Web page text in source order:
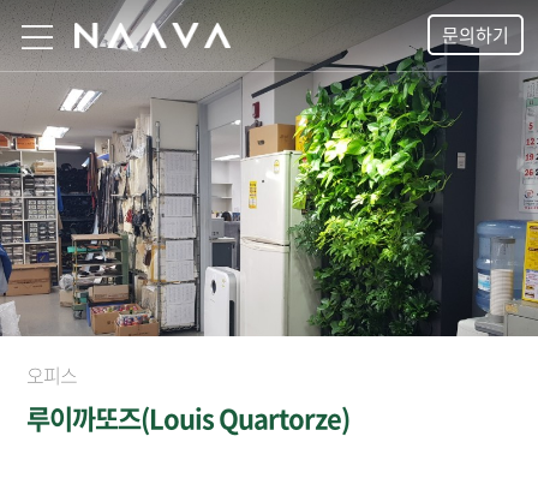
문의하기
오피스
루이까또즈(Louis Quartorze)